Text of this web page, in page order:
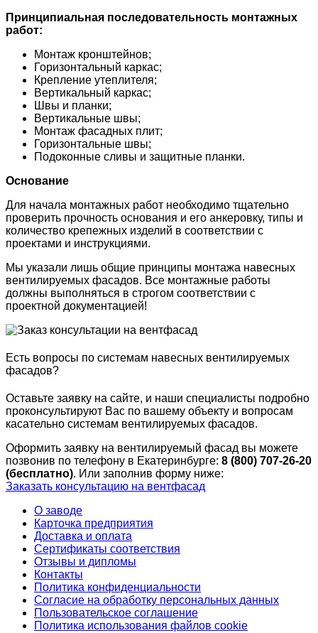
Принципиальная последовательность монтажных
работ:
Монтаж кронштейнов;
Горизонтальный каркас;
Крепление утеплителя;
Вертикальный каркас;
Швы и планки;
Вертикальные швы;
Монтаж фасадных плит;
Горизонтальные швы;
Подоконные сливы и защитные планки.
Основание
Для начала монтажных работ необходимо тщательно
проверить прочность основания и его анкеровку, типы и
количество крепежных изделий в соответствии с
проектами и инструкциями.
Мы указали лишь общие принципы монтажа навесных
вентилируемых фасадов. Все монтажные работы
должны выполняться в строгом соответствии с
проектной документацией!
Есть вопросы по системам навесных вентилируемых
фасадов?
Оставьте заявку на сайте, и наши специалисты подробно
проконсультируют Вас по вашему объекту и вопросам
касательно системам вентилируемых фасадов.
Оформить заявку на вентилируемый фасад вы можете
позвонив по телефону в Екатеринбурге: 8 (800) 707-26-20
(бесплатно). Или заполнив форму ниже:
Заказать консультацию на вентфасад
О заводе
Карточка предприятия
Доставка и оплата
Сертификаты соответствия
Отзывы и дипломы
Контакты
Политика конфиденциальности
Согласие на обработку персональных данных
Пользовательское соглашение
Политика использования файлов cookie